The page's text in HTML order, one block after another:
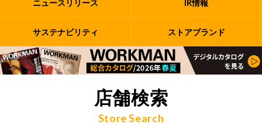
ニュースリリース IR情報
サステナビリティ ストアブランド
店舗検索
Store Search